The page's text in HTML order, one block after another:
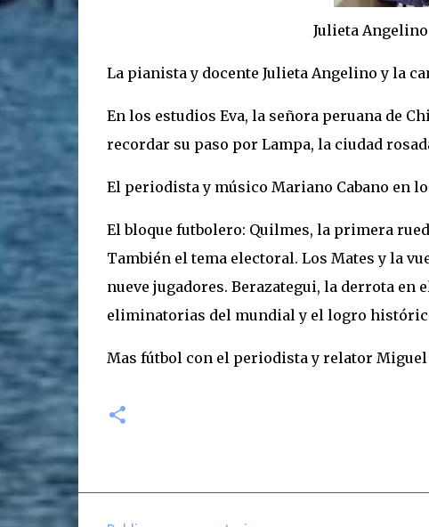
Julieta Angelino
La pianista y docente Julieta Angelino y la
En los estudios Eva, la señora peruana de
recordar su paso por Lampa, la ciudad
El periodista y músico Mariano Cabano en
El bloque futbolero: Quilmes, la primera
También el tema electoral. Los Mates y la
nueve jugadores. Berazategui, la derrota en
eliminatorias del mundial y el logro
Mas fútbol con el periodista y relator